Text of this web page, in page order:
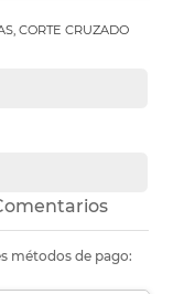
CORTE CRUZADO
métodos de pago: